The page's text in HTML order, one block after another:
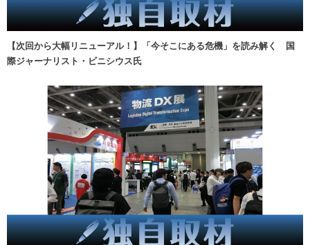
【次回から大幅リニューアル！】「今そこにある危機」を読み解く 国
際ジャーナリスト・ビニシウス氏